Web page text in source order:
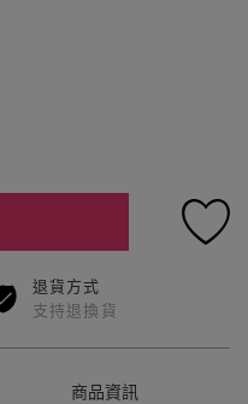
退貨方式
支持退換貨
商品資訊